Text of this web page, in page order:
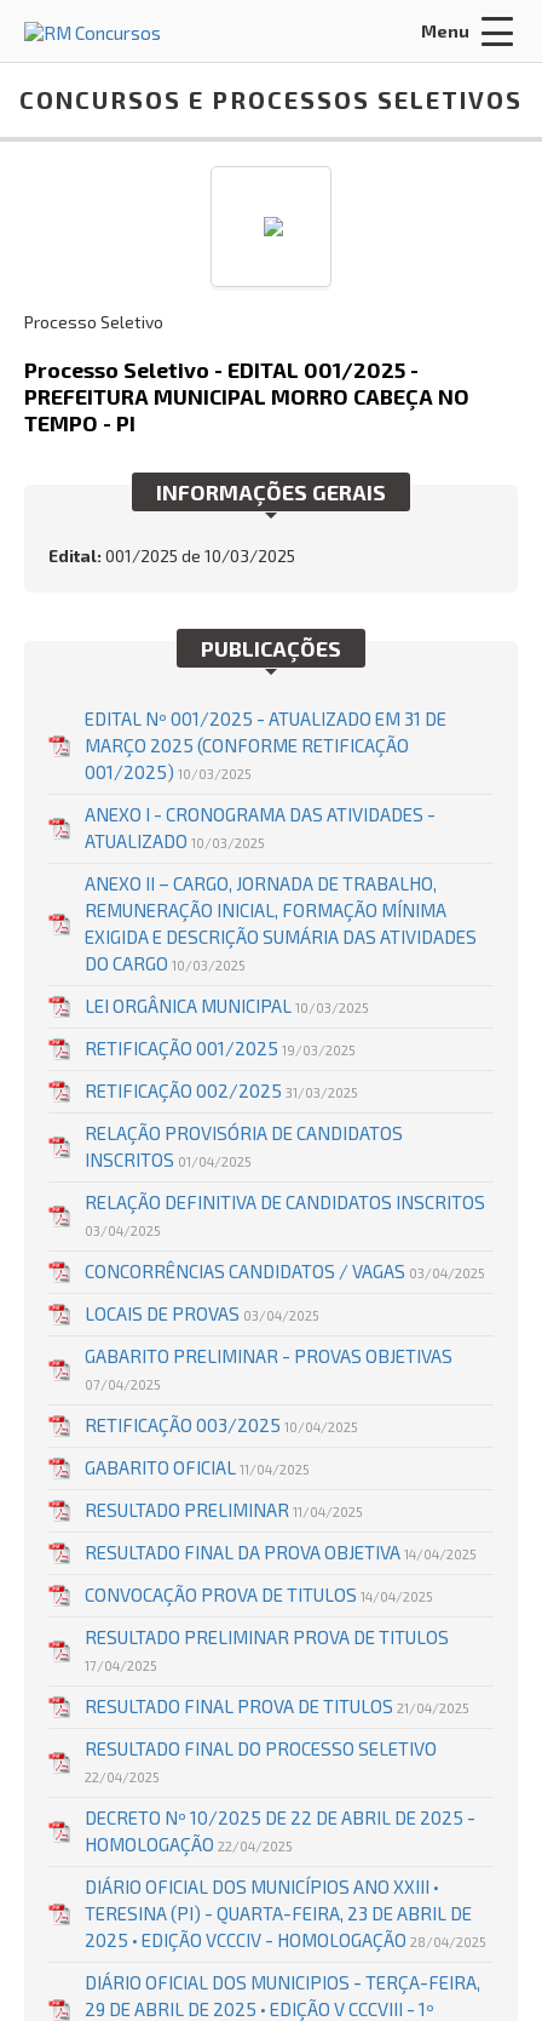
ENTRAR
Esqueci a minha senha
INÍCIO
Menu
CONCURSOS E PROCESSOS SELETIVOS
Processo Seletivo
Processo Seletivo - EDITAL 001/2025 -
PREFEITURA MUNICIPAL MORRO CABEÇA NO
TEMPO - PI
INFORMAÇÕES GERAIS
Edital: 001/2025 de 10/03/2025
PUBLICAÇÕES
EDITAL Nº 001/2025 - ATUALIZADO EM 31 DE
MARÇO 2025 (CONFORME RETIFICAÇÃO
001/2025) 10/03/2025
ANEXO I - CRONOGRAMA DAS ATIVIDADES -
ATUALIZADO 10/03/2025
ANEXO II – CARGO, JORNADA DE TRABALHO,
REMUNERAÇÃO INICIAL, FORMAÇÃO MÍNIMA
EXIGIDA E DESCRIÇÃO SUMÁRIA DAS ATIVIDADES
DO CARGO 10/03/2025
LEI ORGÂNICA MUNICIPAL 10/03/2025
RETIFICAÇÃO 001/2025 19/03/2025
RETIFICAÇÃO 002/2025 31/03/2025
RELAÇÃO PROVISÓRIA DE CANDIDATOS
INSCRITOS 01/04/2025
RELAÇÃO DEFINITIVA DE CANDIDATOS INSCRITOS
03/04/2025
CONCORRÊNCIAS CANDIDATOS / VAGAS 03/04/2025
LOCAIS DE PROVAS 03/04/2025
GABARITO PRELIMINAR - PROVAS OBJETIVAS
07/04/2025
RETIFICAÇÃO 003/2025 10/04/2025
GABARITO OFICIAL 11/04/2025
RESULTADO PRELIMINAR 11/04/2025
RESULTADO FINAL DA PROVA OBJETIVA 14/04/2025
CONVOCAÇÃO PROVA DE TITULOS 14/04/2025
RESULTADO PRELIMINAR PROVA DE TITULOS
17/04/2025
RESULTADO FINAL PROVA DE TITULOS 21/04/2025
RESULTADO FINAL DO PROCESSO SELETIVO
22/04/2025
DECRETO Nº 10/2025 DE 22 DE ABRIL DE 2025 -
HOMOLOGAÇÃO 22/04/2025
DIÁRIO OFICIAL DOS MUNICÍPIOS ANO XXIII •
TERESINA (PI) - QUARTA-FEIRA, 23 DE ABRIL DE
2025 • EDIÇÃO VCCCIV - HOMOLOGAÇÃO 28/04/2025
DIÁRIO OFICIAL DOS MUNICIPIOS - TERÇA-FEIRA,
29 DE ABRIL DE 2025 • EDIÇÃO V CCCVIII - 1º